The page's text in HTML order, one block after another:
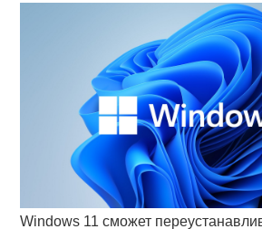
Windows 11 сможет